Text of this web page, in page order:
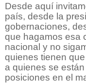
Desde aquí
país, desde la
gobernaciones,
que hagamos esa
nacional y no
quienes tienen
a quienes se
posiciones en el